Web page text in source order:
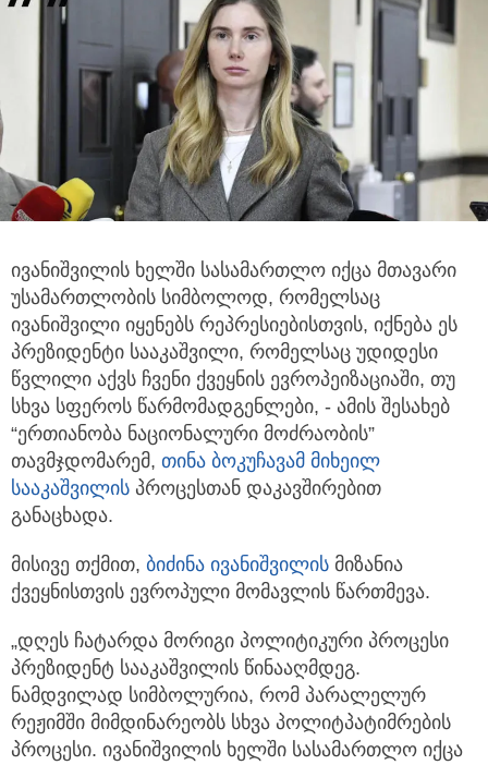
ივანიშვილის ხელში სასამართლო იქცა მთავარი
უსამართლობის სიმბოლოდ, რომელსაც
ივანიშვილი იყენებს რეპრესიებისთვის, იქნება ეს
პრეზიდენტი სააკაშვილი, რომელსაც უდიდესი
წვლილი აქვს ჩვენი ქვეყნის ევროპეიზაციაში, თუ
სხვა სფეროს წარმომადგენლები, - ამის შესახებ
“ერთიანობა ნაციონალური მოძრაობის”
თავმჯდომარემ, თინა ბოკუჩავამ მიხეილ
სააკაშვილის პროცესთან დაკავშირებით
განაცხადა.
მისივე თქმით, ბიძინა ივანიშვილის მიზანია
ქვეყნისთვის ევროპული მომავლის წართმევა.
„დღეს ჩატარდა მორიგი პოლიტიკური პროცესი
პრეზიდენტ სააკაშვილის წინააღმდეგ.
ნამდვილად სიმბოლურია, რომ პარალელურ
რეჟიმში მიმდინარეობს სხვა პოლიტპატიმრების
პროცესი. ივანიშვილის ხელში სასამართლო იქცა